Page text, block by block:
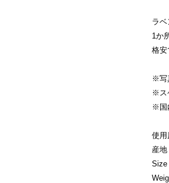
ラ
1か
格安
※写
※ス
※国
使
産
Size